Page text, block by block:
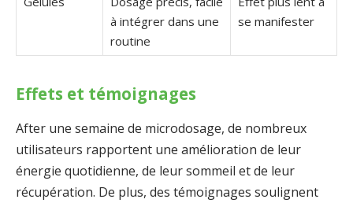
à intégrer dans une
routine
se manifester
Effets et témoignages
After une semaine de microdosage, de nombreux
utilisateurs rapportent une amélioration de leur
énergie quotidienne, de leur sommeil et de leur
récupération. De plus, des témoignages soulignent